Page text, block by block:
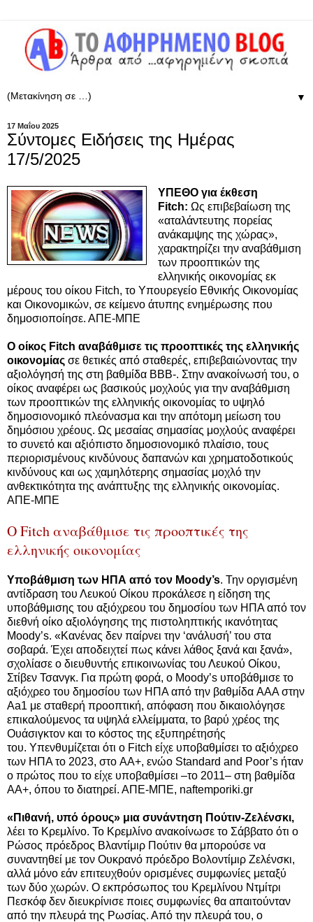
▼
17 Μαΐου 2025
Σύντομες Ειδήσεις της Ημέρας
17/5/2025
ΥΠΕΘΟ για έκθεση
Fitch: Ως επιβεβαίωση της
«αταλάντευτης πορείας
ανάκαμψης της χώρας»,
χαρακτηρίζει την αναβάθμιση
των προοπτικών της
ελληνικής οικονομίας εκ
μέρους του οίκου Fitch, το Υπουρεγείο Εθνικής Οικονομίας
και Οικονομικών, σε κείμενο άτυπης ενημέρωσης που
δημοσιοποίησε. ΑΠΕ-ΜΠΕ
O οίκος Fitch αναβάθμισε τις προοπτικές της ελληνικής
οικονομίας σε θετικές από σταθερές, επιβεβαιώνοντας την
αξιολόγησή της στη βαθμίδα ΒΒΒ-. Στην ανακοίνωσή του, ο
οίκος αναφέρει ως βασικούς μοχλούς για την αναβάθμιση
των προοπτικών της ελληνικής οικονομίας το υψηλό
δημοσιονομικό πλεόνασμα και την απότομη μείωση του
δημόσιου χρέους. Ως μεσαίας σημασίας μοχλούς αναφέρει
το συνετό και αξιόπιστο δημοσιονομικό πλαίσιο, τους
περιορισμένους κινδύνους δαπανών και χρηματοδοτικούς
κινδύνους και ως χαμηλότερης σημασίας μοχλό την
ανθεκτικότητα της ανάπτυξης της ελληνικής οικονομίας.
ΑΠΕ-ΜΠΕ
O Fitch αναβάθμισε τις προοπτικές της
ελληνικής οικονομίας
Υποβάθμιση των ΗΠΑ από τον Moody’s. Την οργισμένη
αντίδραση του Λευκού Οίκου προκάλεσε η είδηση της
υποβάθμισης του αξιόχρεου του δημοσίου των ΗΠΑ από τον
διεθνή οίκο αξιολόγησης της πιστοληπτικής ικανότητας
Moody’s. «Κανένας δεν παίρνει την ‘ανάλυσή’ του στα
σοβαρά. Έχει αποδειχτεί πως κάνει λάθος ξανά και ξανά»,
σχολίασε ο διευθυντής επικοινωνίας του Λευκού Οίκου,
Στίβεν Τσανγκ. Για πρώτη φορά, ο Moody’s υποβάθμισε το
αξιόχρεο του δημοσίου των ΗΠΑ από την βαθμίδα AAA στην
Aa1 με σταθερή προοπτική, απόφαση που δικαιολόγησε
επικαλούμενος τα υψηλά ελλείμματα, το βαρύ χρέος της
Ουάσιγκτον και το κόστος της εξυπηρέτησής
του. Υπενθυμίζεται ότι ο Fitch είχε υποβαθμίσει το αξιόχρεο
των ΗΠΑ το 2023, στο AA+, ενώο Standard and Poor’s ήταν
ο πρώτος που το είχε υποβαθμίσει –το 2011– στη βαθμίδα
AA+, όπου το διατηρεί. ΑΠΕ-ΜΠΕ, naftemporiki.gr
«Πιθανή, υπό όρους» μια συνάντηση Πούτιν-Ζελένσκι,
λέει το Κρεμλίνο. Το Κρεμλίνο ανακοίνωσε το Σάββατο ότι ο
Ρώσος πρόεδρος Βλαντίμιρ Πούτιν θα μπορούσε να
συναντηθεί με τον Ουκρανό πρόεδρο Βολοντίμιρ Ζελένσκι,
αλλά μόνο εάν επιτευχθούν ορισμένες συμφωνίες μεταξύ
των δύο χωρών. Ο εκπρόσωπος του Κρεμλίνου Ντμίτρι
Πεσκόφ δεν διευκρίνισε ποιες συμφωνίες θα απαιτούνταν
από την πλευρά της Ρωσίας. Από την πλευρά του, ο